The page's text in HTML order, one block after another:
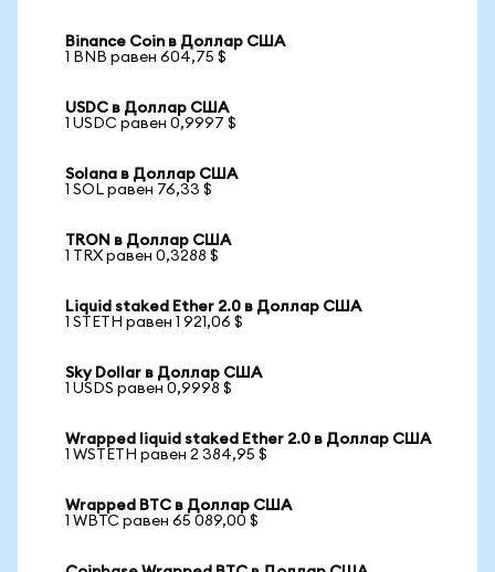
Binance Coin в Доллар США
1 BNB равен 604,75 $
USDC в Доллар США
1 USDC равен 0,9997 $
Solana в Доллар США
1 SOL равен 76,33 $
TRON в Доллар США
1 TRX равен 0,3288 $
Liquid staked Ether 2.0 в Доллар США
1 STETH равен 1 921,06 $
Sky Dollar в Доллар США
1 USDS равен 0,9998 $
Wrapped liquid staked Ether 2.0 в Доллар США
1 WSTETH равен 2 384,95 $
Wrapped BTC в Доллар США
1 WBTC равен 65 089,00 $